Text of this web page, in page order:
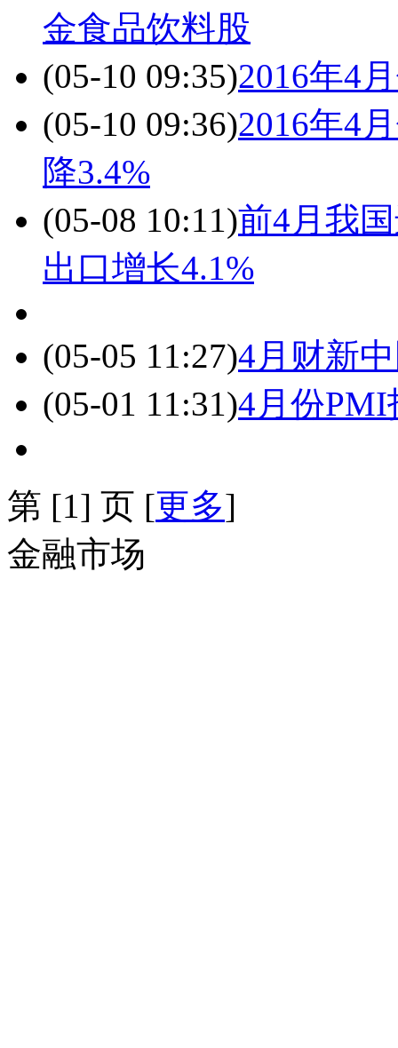
金食品饮料股
(05-10 09:35)2016年4
(05-10 09:36)2016年4
降3.4%
(05-08 10:11)前4月我
出口增长4.1%
(05-05 11:27)4月财新
(05-01 11:31)4月份
第 [1] 页 [更多]
金融市场